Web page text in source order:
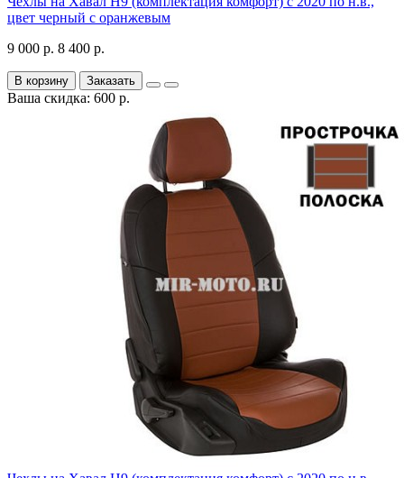
цвет черный с оранжевым
9 000 р. 8 400 р.
В корзину Заказать
Ваша скидка: 600 р.